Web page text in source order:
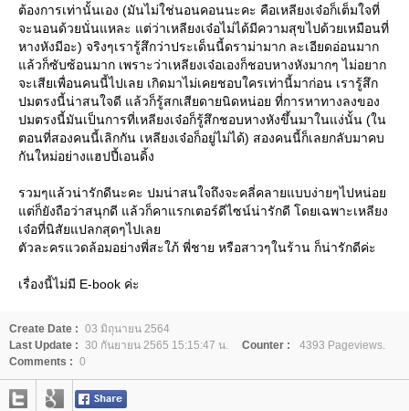
ต้องการเท่านั้นเอง (มันไม่ใช่นอนคอนนะคะ คือเหลียงเจ๋อก็เต็มใจที่
จะนอนด้วยนั่นแหละ แต่ว่าเหลียงเจ๋อไม่ได้มีความสุขไปด้วยเหมือนที่
หางหังมีอะ) จริงๆเรารู้สึกว่าประเด็นนี้ดราม่ามาก ละเอียดอ่อนมาก
ล้วก็ซับซ้อนมาก เพราะว่าเหลียงเจ๋อเองก็ชอบหางหังมากๆ ไม่อยาก
จะเสียเพื่อนคนนี้ไปเลย เกิดมาไม่เคยชอบใครเท่านี้มาก่อน เรารู้สึก
ปมตรงนี้น่าสนใจดี แล้วก็รู้สกเสียดายนิดหน่อย ที่การหาทางลงของ
ปมตรงนี้มันเป็นการที่เหลียงเจ๋อก็รู้สึกชอบหางหังขึ้นมาในแง่นั้น (ใน
ตอนที่สองคนนี้เลิกกัน เหลียงเจ๋อก็อยู่ไม่ได้) สองคนนี้ก็เลยกลับมาคบ
กันใหม่อย่างแฮปปี้เอนดิ้ง
รวมๆแล้วน่ารักดีนะคะ ปมน่าสนใจถึงจะคลี่คลายแบบง่ายๆไปหน่อ
ต่ก็ยังถือว่าสนุกดี แล้วก็คาแรกเตอร์ดีไซน์น่ารักดี โดยเฉพาะเหลียง
เจ๋อที่นิสัยแปลกสุดๆไปเล
ตัวละครแวดล้อมอย่างพี่สะใภ้ พี่ชาย หรือสาวๆในร้าน ก็น่ารักดีค่ะ
เรื่องนี้ไม่มี E-book ค่ะ
Create Date : 03 มิถุนายน 2564
Last Update : 30 กันยายน 2565 15:15:47 น. Counter :
4393 Pageviews.
Comments : 0